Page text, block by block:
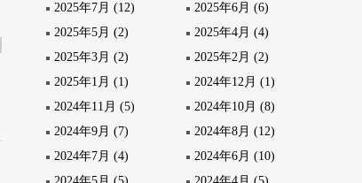
2025年7月 (12)
2025年6月 (6)
2025年5月 (2)
2025年4月 (4)
2025年3月 (2)
2025年2月 (2)
2025年1月 (1)
2024年12月 (1)
2024年11月 (5)
2024年10月 (8)
2024年9月 (7)
2024年8月 (12)
2024年7月 (4)
2024年6月 (10)